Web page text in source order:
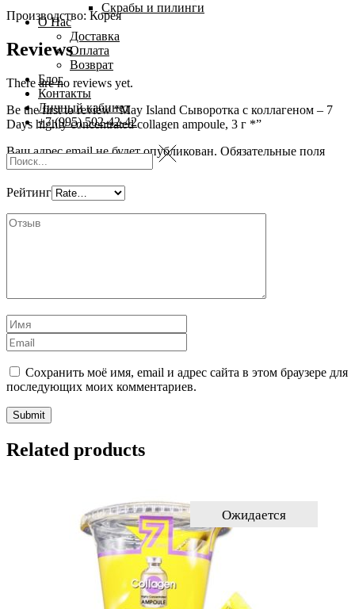
Скрабы и пилинги
О Нас
Доставка
Оплата
Возврат
Блог
Контакты
Личный кабинет
+7 (995) 502-42-42
Производство: Корея
Reviews
There are no reviews yet.
Be the first to review “May Island Сыворотка с коллагеном – 7
Days highly concentrated collagen ampoule, 3 г *”
Ваш адрес email не будет опубликован. Обязательные поля
помечены
Рейтинг
Сохранить моё имя, email и адрес сайта в этом браузере для
последующих моих комментариев.
Related products
Ожидается